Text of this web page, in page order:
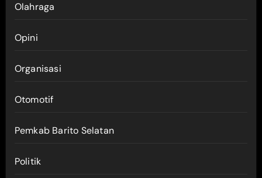
Olahraga
Opini
Organisasi
Otomotif
Pemkab Barito Selatan
Politik